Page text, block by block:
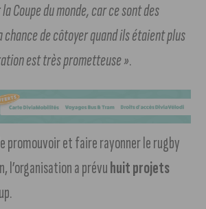
Coupe du monde, car ce sont des
chance de côtoyer quand ils étaient plus
est très prometteuse ».
promouvoir et faire rayonner le rugby
l’organisation a prévuhuit projets